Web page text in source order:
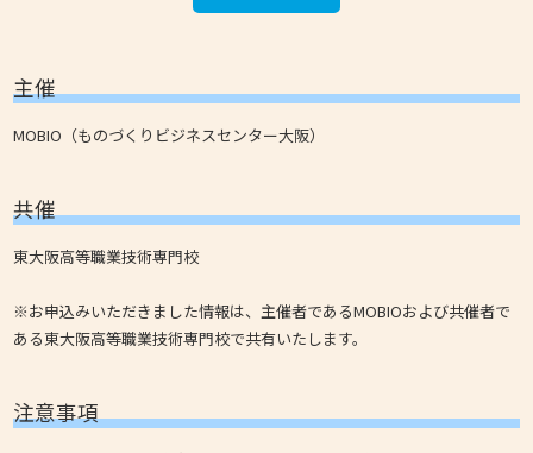
主催
MOBIO（ものづくりビジネスセンター大阪）
共催
東大阪高等職業技術専門校
※お申込みいただきました情報は、主催者であるMOBIOおよび共催者で
ある東大阪高等職業技術専門校で共有いたします。
注意事項